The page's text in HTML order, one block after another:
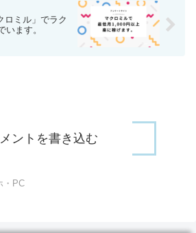
ロミル」でラク
います。
ントを書き込む
・PC